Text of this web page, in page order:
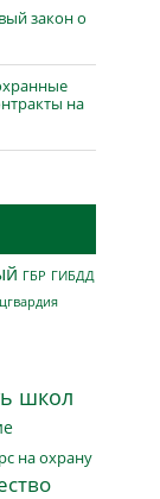
закон о
на
ГБР ГИБДД
школ
на охрану